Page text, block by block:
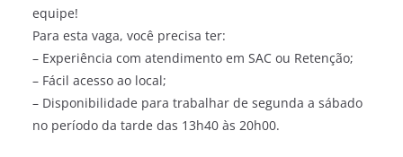
equipe!
Para esta vaga, você precisa ter:
– Experiência com atendimento em SAC ou Retenção;
– Fácil acesso ao local;
– Disponibilidade para trabalhar de segunda a sábado
no período da tarde das 13h40 às 20h00.